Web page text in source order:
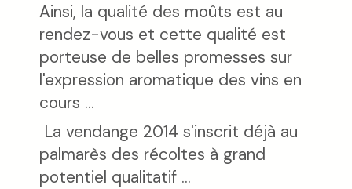
Ainsi, la qualité des moûts est au
rendez-vous et cette qualité est
porteuse de belles promesses sur
l'expression aromatique des vins en
cours ...
La vendange 2014 s'inscrit déjà au
palmarès des récoltes à grand
potentiel qualitatif ...